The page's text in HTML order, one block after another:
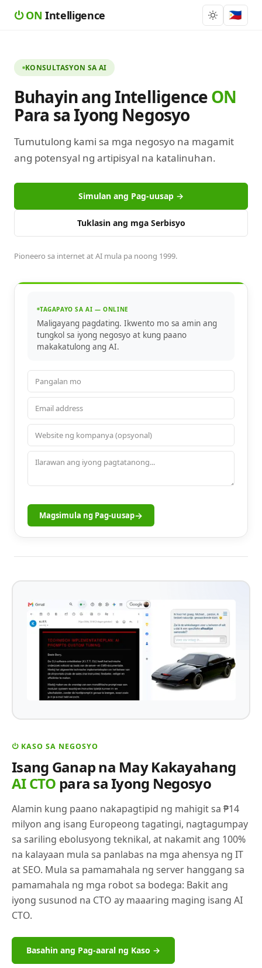
⏻ON Intelligence 🇵🇭
KONSULTASYON SA AI
Buhayin ang IntelligenceON
Para sa Iyong Negosyo
Tumutulong kami sa mga negosyo na magamit
ang potensyal ng artipisyal na katalinuhan.
Simulan ang Pag-uusap →
Tuklasin ang mga Serbisyo
Pioneero sa internet at AI mula pa noong 1999.
TAGAPAYO SA AI — ONLINE
Maligayang pagdating. Ikwento mo sa amin ang
tungkol sa iyong negosyo at kung paano
makakatulong ang AI.
Magsimula ng Pag-uusap→
⏻ KASO SA NEGOSYO
Isang Ganap na May Kakayahang
AI CTO para sa Iyong Negosyo
Alamin kung paano nakapagtipid ng mahigit sa ₱14
milyon ang isang Europeong tagatingi, nagtagumpay
sa sariling ebolusyong teknikal, at nakamit ang 100%
na kalayaan mula sa panlabas na mga ahensya ng IT
at SEO. Mula sa pamamahala ng server hanggang sa
pamamahala ng mga robot sa bodega: Bakit ang
iyong susunod na CTO ay maaaring maging isang AI
CTO.
Basahin ang Pag-aaral ng Kaso →